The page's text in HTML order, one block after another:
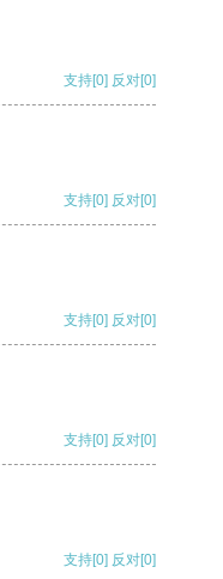
支持[0] 反对[0]
支持[0] 反对[0]
支持[0] 反对[0]
支持[0] 反对[0]
支持[0] 反对[0]